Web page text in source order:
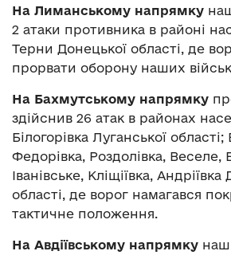
На Лиманському напрямку
2 атаки противника в районі
Терни Донецької області, де
прорвати оборону наших
На Бахмутському напрямку
здійснив 26 атак в районах
Білогорівка Луганської області;
Федорівка, Роздолівка, Веселе,
Іванівське, Кліщіївка, Андріївка
області, де ворог намагався
тактичне положення.
На Авдіївському напрямку